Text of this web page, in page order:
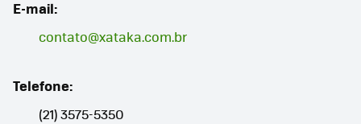
E-mail:
contato@xataka.com.br
Telefone:
(21) 3575-5350